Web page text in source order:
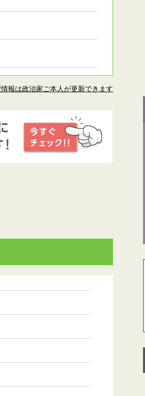
報は政治家ご本人が更新できます